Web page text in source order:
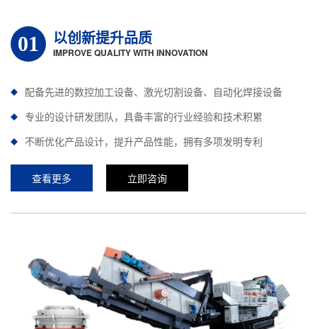
01 以创新提升品质
IMPROVE QUALITY WITH INNOVATION
配备先进的数控加工设备、激光切割设备、自动化焊接设备
专业的设计研发团队，具备丰富的行业经验和技术积累
不断优化产品设计，提升产品性能，拥有多项发明专利
查看更多 立即咨询